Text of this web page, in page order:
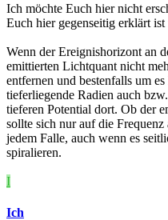
Ich möchte Euch hier nicht
Euch hier gegenseitig erklärt ist
Wenn der Ereignishorizont an
emittierten Lichtquant nicht
entfernen und bestenfalls um
tieferliegende Radien auch
tieferen Potential dort. Ob der
sollte sich nur auf die
jedem Falle, auch wenn es
spiralieren.
I
Ich